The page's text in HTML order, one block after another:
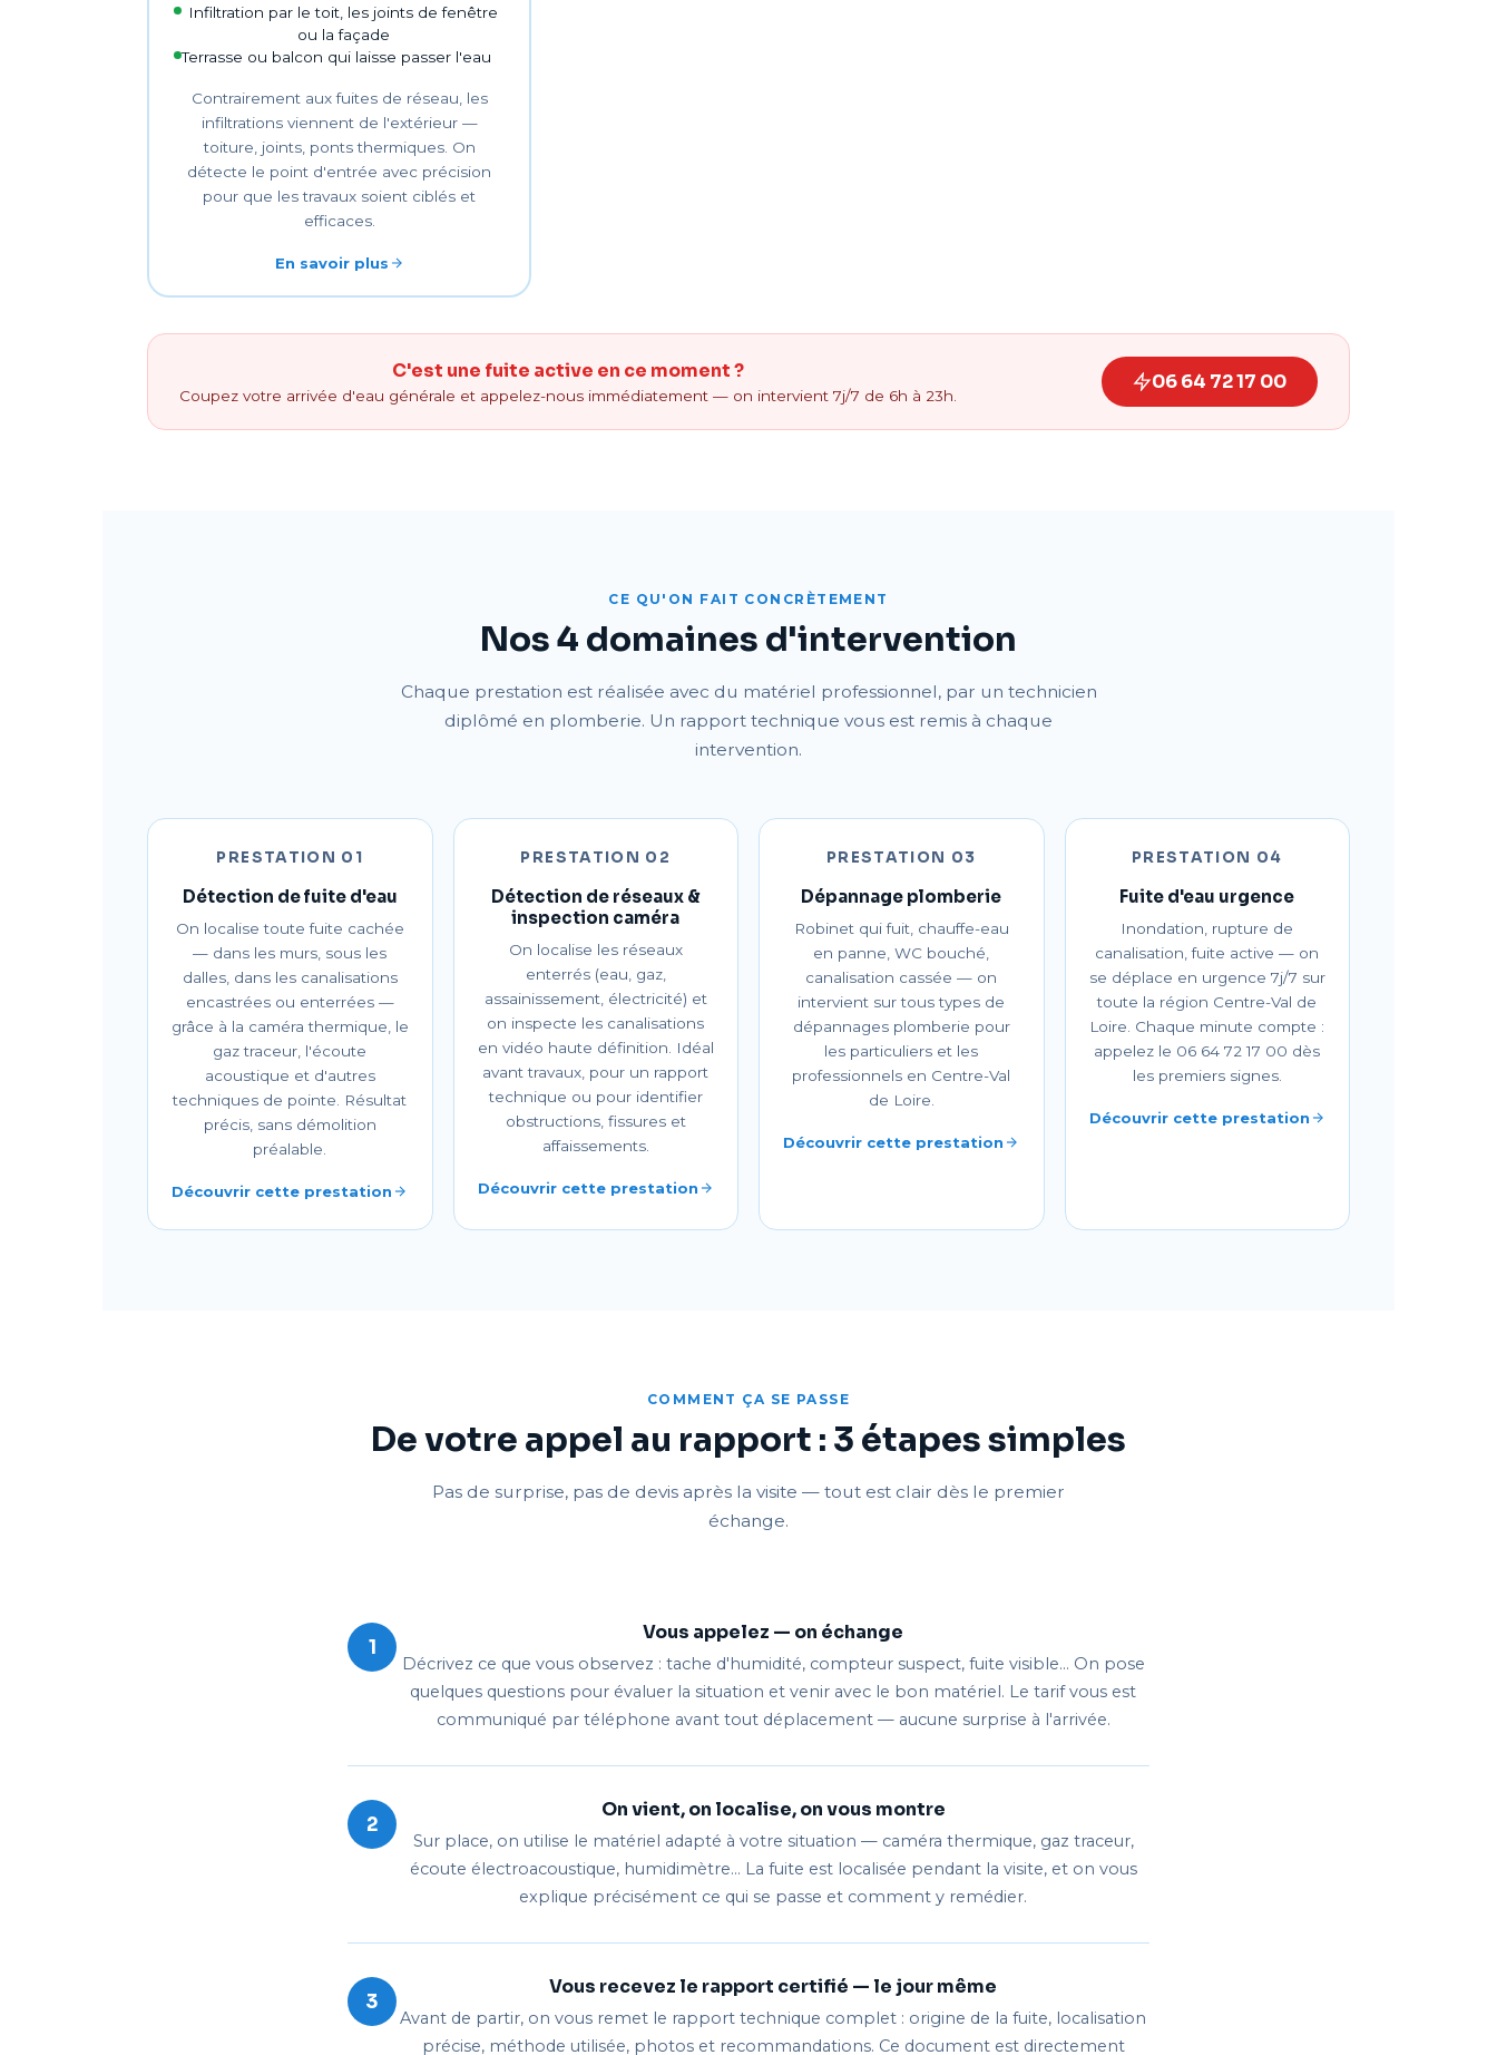
Infiltration par le toit, les joints de fenêtre
ou la façade
Terrasse ou balcon qui laisse passer l'eau
Contrairement aux fuites de réseau, les
infiltrations viennent de l'extérieur —
toiture, joints, ponts thermiques. On
détecte le point d'entrée avec précision
pour que les travaux soient ciblés et
efficaces.
En savoir plus
C'est une fuite active en ce moment ?
Coupez votre arrivée d'eau générale et appelez-nous immédiatement — on intervient 7j/7 de 6h à 23h.
06 64 72 17 00
CE QU'ON FAIT CONCRÈTEMENT
Nos 4 domaines d'intervention
Chaque prestation est réalisée avec du matériel professionnel, par un technicien
diplômé en plomberie. Un rapport technique vous est remis à chaque
intervention.
PRESTATION 01
Détection de fuite d'eau
On localise toute fuite cachée
— dans les murs, sous les
dalles, dans les canalisations
encastrées ou enterrées —
grâce à la caméra thermique, le
gaz traceur, l'écoute
acoustique et d'autres
techniques de pointe. Résultat
précis, sans démolition
préalable.
Découvrir cette prestation
PRESTATION 02
Détection de réseaux &
inspection caméra
On localise les réseaux
enterrés (eau, gaz,
assainissement, électricité) et
on inspecte les canalisations
en vidéo haute définition. Idéal
avant travaux, pour un rapport
technique ou pour identifier
obstructions, fissures et
affaissements.
Découvrir cette prestation
PRESTATION 03
Dépannage plomberie
Robinet qui fuit, chauffe-eau
en panne, WC bouché,
canalisation cassée — on
intervient sur tous types de
dépannages plomberie pour
les particuliers et les
professionnels en Centre-Val
de Loire.
Découvrir cette prestation
PRESTATION 04
Fuite d'eau urgence
Inondation, rupture de
canalisation, fuite active — on
se déplace en urgence 7j/7 sur
toute la région Centre-Val de
Loire. Chaque minute compte :
appelez le 06 64 72 17 00 dès
les premiers signes.
Découvrir cette prestation
COMMENT ÇA SE PASSE
De votre appel au rapport : 3 étapes simples
Pas de surprise, pas de devis après la visite — tout est clair dès le premier
échange.
1
Vous appelez — on échange
Décrivez ce que vous observez : tache d'humidité, compteur suspect, fuite visible… On pose
quelques questions pour évaluer la situation et venir avec le bon matériel. Le tarif vous est
communiqué par téléphone avant tout déplacement — aucune surprise à l'arrivée.
2
On vient, on localise, on vous montre
Sur place, on utilise le matériel adapté à votre situation — caméra thermique, gaz traceur,
écoute électroacoustique, humidimètre… La fuite est localisée pendant la visite, et on vous
explique précisément ce qui se passe et comment y remédier.
3
Vous recevez le rapport certifié — le jour même
Avant de partir, on vous remet le rapport technique complet : origine de la fuite, localisation
précise, méthode utilisée, photos et recommandations. Ce document est directement